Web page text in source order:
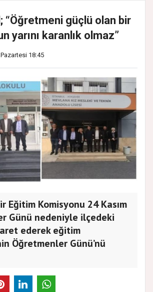
“Öğretmeni güçlü olan bir
yarını karanlık olmaz”
18:45
Eğitim Komisyonu 24 Kasım
Günü nedeniyle ilçedeki
ederek eğitim
Öğretmenler Günü’nü